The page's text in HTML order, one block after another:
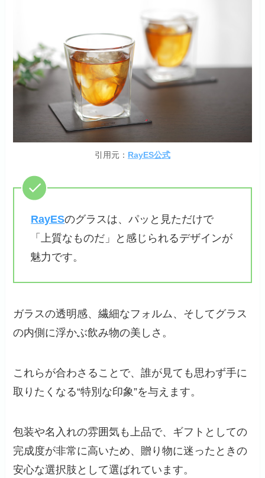
引用元： RayES公式
RayESのグラスは、パッと見ただけで
「上質なものだ」と感じられるデザインが
魅力です。
ガラスの透明感、繊細なフォルム、そしてグラス
の内側に浮かぶ飲み物の美しさ。
これらが合わさることで、誰が見ても思わず手に
取りたくなる“特別な印象”を与えます。
包装や名入れの雰囲気も上品で、ギフトとしての
完成度が非常に高いため、贈り物に迷ったときの
安心な選択肢として選ばれています。